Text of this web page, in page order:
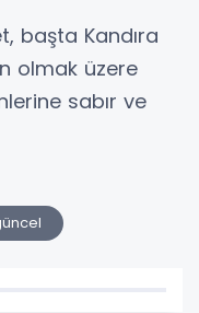
başta Kandıra
olmak üzere
sabır ve